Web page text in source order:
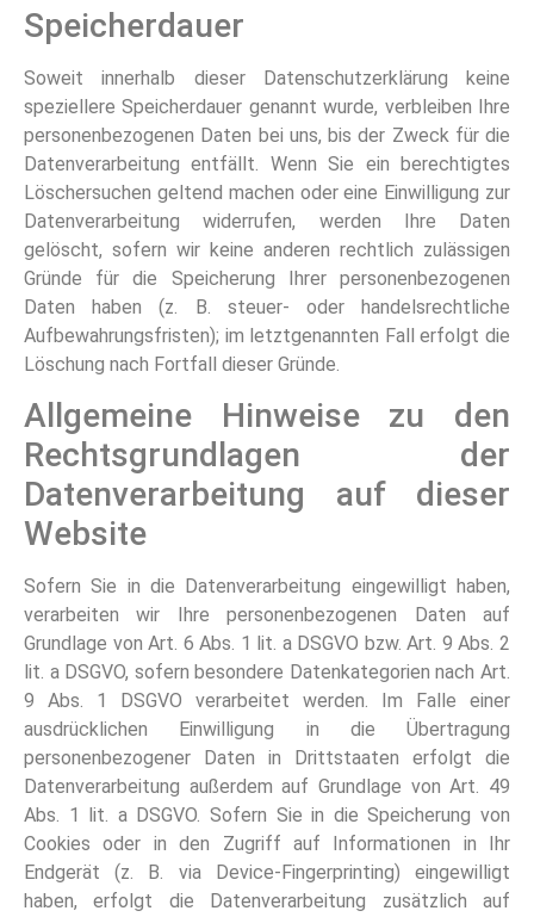
Speicherdauer
Soweit innerhalb dieser Datenschutzerklärung keine
speziellere Speicherdauer genannt wurde, verbleiben Ihre
personenbezogenen Daten bei uns, bis der Zweck für die
Datenverarbeitung entfällt. Wenn Sie ein berechtigtes
Löschersuchen geltend machen oder eine Einwilligung zur
Datenverarbeitung widerrufen, werden Ihre Daten
gelöscht, sofern wir keine anderen rechtlich zulässigen
Gründe für die Speicherung Ihrer personenbezogenen
Daten haben (z. B. steuer- oder handelsrechtliche
Aufbewahrungsfristen); im letztgenannten Fall erfolgt die
Löschung nach Fortfall dieser Gründe.
Allgemeine Hinweise zu den
Rechtsgrundlagen der
Datenverarbeitung auf dieser
Website
Sofern Sie in die Datenverarbeitung eingewilligt haben,
verarbeiten wir Ihre personenbezogenen Daten auf
Grundlage von Art. 6 Abs. 1 lit. a DSGVO bzw. Art. 9 Abs. 2
lit. a DSGVO, sofern besondere Datenkategorien nach Art.
9 Abs. 1 DSGVO verarbeitet werden. Im Falle einer
ausdrücklichen Einwilligung in die Übertragung
personenbezogener Daten in Drittstaaten erfolgt die
Datenverarbeitung außerdem auf Grundlage von Art. 49
Abs. 1 lit. a DSGVO. Sofern Sie in die Speicherung von
Cookies oder in den Zugriff auf Informationen in Ihr
Endgerät (z. B. via Device-Fingerprinting) eingewilligt
haben, erfolgt die Datenverarbeitung zusätzlich auf